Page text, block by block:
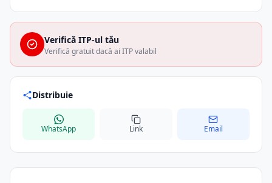
Verifică ITP-ul tău
Verifică gratuit dacă ai ITP valabil
Distribuie
WhatsApp Link Email